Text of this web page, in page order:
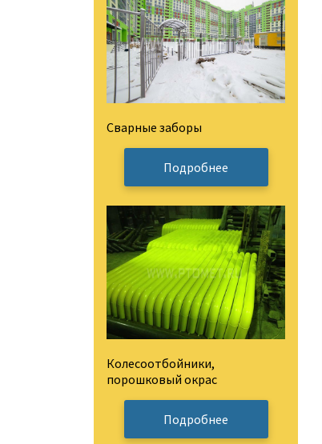
Сварные заборы
Подробнее
Колесоотбойники,
порошковый окрас
Подробнее